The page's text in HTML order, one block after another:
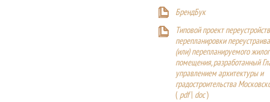
БрендБук
Типовой проект
перепланировки
(или) перепланируемого
помещения, разработанный
управлением архитектуры и
градостроительства
(pdf| doc)